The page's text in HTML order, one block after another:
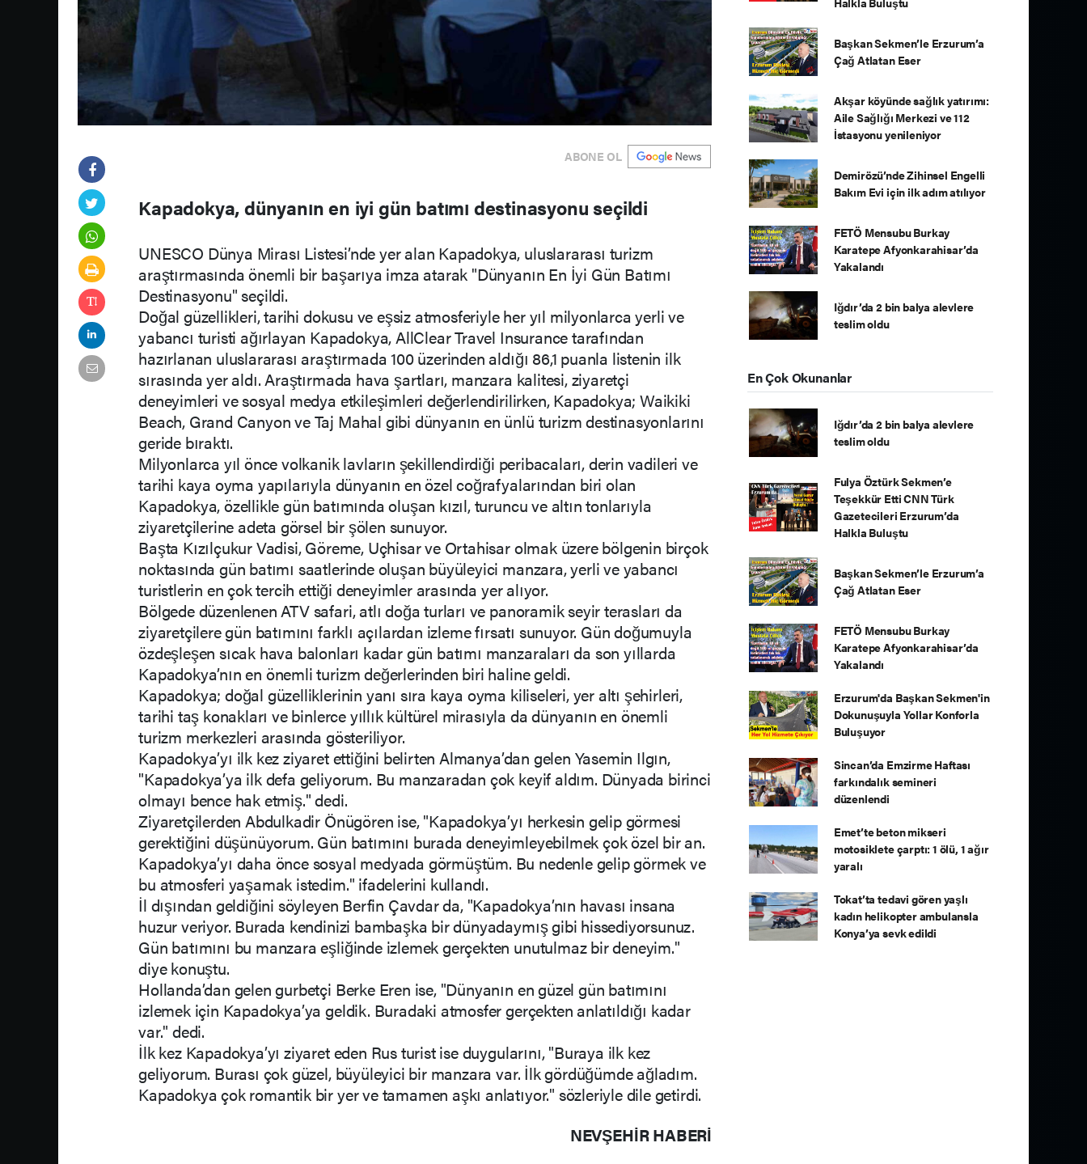
ABONE OL
Kapadokya, dünyanın en iyi gün batımı destinasyonu seçildi
UNESCO Dünya Mirası Listesi’nde yer alan Kapadokya, uluslararası turizm
araştırmasında önemli bir başarıya imza atarak "Dünyanın En İyi Gün Batımı
Destinasyonu" seçildi.
Doğal güzellikleri, tarihi dokusu ve eşsiz atmosferiyle her yıl milyonlarca yerli ve
yabancı turisti ağırlayan Kapadokya, AllClear Travel Insurance tarafından
hazırlanan uluslararası araştırmada 100 üzerinden aldığı 86,1 puanla listenin ilk
sırasında yer aldı. Araştırmada hava şartları, manzara kalitesi, ziyaretçi
deneyimleri ve sosyal medya etkileşimleri değerlendirilirken, Kapadokya; Waikiki
Beach, Grand Canyon ve Taj Mahal gibi dünyanın en ünlü turizm destinasyonlarını
geride bıraktı.
Milyonlarca yıl önce volkanik lavların şekillendirdiği peribacaları, derin vadileri ve
tarihi kaya oyma yapılarıyla dünyanın en özel coğrafyalarından biri olan
Kapadokya, özellikle gün batımında oluşan kızıl, turuncu ve altın tonlarıyla
ziyaretçilerine adeta görsel bir şölen sunuyor.
Başta Kızılçukur Vadisi, Göreme, Uçhisar ve Ortahisar olmak üzere bölgenin birçok
noktasında gün batımı saatlerinde oluşan büyüleyici manzara, yerli ve yabancı
turistlerin en çok tercih ettiği deneyimler arasında yer alıyor.
Bölgede düzenlenen ATV safari, atlı doğa turları ve panoramik seyir terasları da
ziyaretçilere gün batımını farklı açılardan izleme fırsatı sunuyor. Gün doğumuyla
özdeşleşen sıcak hava balonları kadar gün batımı manzaraları da son yıllarda
Kapadokya’nın en önemli turizm değerlerinden biri haline geldi.
Kapadokya; doğal güzelliklerinin yanı sıra kaya oyma kiliseleri, yer altı şehirleri,
tarihi taş konakları ve binlerce yıllık kültürel mirasıyla da dünyanın en önemli
turizm merkezleri arasında gösteriliyor.
Kapadokya’yı ilk kez ziyaret ettiğini belirten Almanya’dan gelen Yasemin Ilgın,
"Kapadokya’ya ilk defa geliyorum. Bu manzaradan çok keyif aldım. Dünyada birinci
olmayı bence hak etmiş." dedi.
Ziyaretçilerden Abdulkadir Önügören ise, "Kapadokya’yı herkesin gelip görmesi
gerektiğini düşünüyorum. Gün batımını burada deneyimleyebilmek çok özel bir an.
Kapadokya’yı daha önce sosyal medyada görmüştüm. Bu nedenle gelip görmek ve
bu atmosferi yaşamak istedim." ifadelerini kullandı.
İl dışından geldiğini söyleyen Berfin Çavdar da, "Kapadokya’nın havası insana
huzur veriyor. Burada kendinizi bambaşka bir dünyadaymış gibi hissediyorsunuz.
Gün batımını bu manzara eşliğinde izlemek gerçekten unutulmaz bir deneyim."
diye konuştu.
Hollanda’dan gelen gurbetçi Berke Eren ise, "Dünyanın en güzel gün batımını
izlemek için Kapadokya’ya geldik. Buradaki atmosfer gerçekten anlatıldığı kadar
var." dedi.
İlk kez Kapadokya’yı ziyaret eden Rus turist ise duygularını, "Buraya ilk kez
geliyorum. Burası çok güzel, büyüleyici bir manzara var. İlk gördüğümde ağladım.
Kapadokya çok romantik bir yer ve tamamen aşkı anlatıyor." sözleriyle dile getirdi.
NEVŞEHIR HABERİ
Başkan Sekmen’le Erzurum’a
Çağ Atlatan Eser
Akşar köyünde sağlık yatırımı:
Aile Sağlığı Merkezi ve 112
İstasyonu yenileniyor
Demirözü’nde Zihinsel Engelli
Bakım Evi için ilk adım atılıyor
FETÖ Mensubu Burkay
Karatepe Afyonkarahisar’da
Yakalandı
Iğdır’da 2 bin balya alevlere
teslim oldu
En Çok Okunanlar
Iğdır’da 2 bin balya alevlere
teslim oldu
Fulya Öztürk Sekmen’e
Teşekkür Etti CNN Türk
Gazetecileri Erzurum’da
Halkla Buluştu
Başkan Sekmen’le Erzurum’a
Çağ Atlatan Eser
FETÖ Mensubu Burkay
Karatepe Afyonkarahisar’da
Yakalandı
Erzurum'da Başkan Sekmen'in
Dokunuşuyla Yollar Konforla
Buluşuyor
Sincan’da Emzirme Haftası
farkındalık semineri
düzenlendi
Emet’te beton mikseri
motosiklete çarptı: 1 ölü, 1 ağır
yaralı
Tokat’ta tedavi gören yaşlı
kadın helikopter ambulansla
Konya’ya sevk edildi